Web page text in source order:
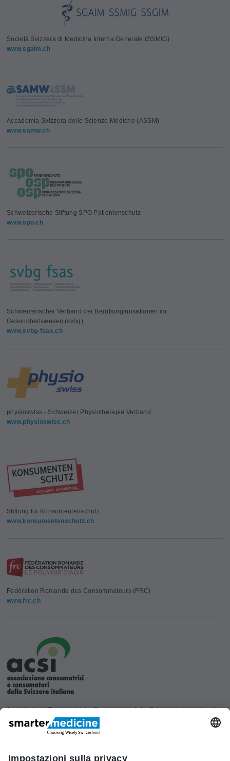
Società Svizzera di Medicina Interna Generale (SSMIG)
www.sgaim.ch
Accademia Svizzera delle Scienze Mediche (ASSM)
www.samw.ch
Schweizerische Stiftung SPO Patientenschutz
www.spo.ch
Schweizerischer Verband der Berufsorganisationen im
Gesundheitswesen (svbg)
www.svbg-fsas.ch
physioswiss - Schweizer Physiotherapie Verband
www.physioswiss.ch
Stiftung für Konsumentenschutz
www.konsumentenschutz.ch
Fédération Romande des Consommateurs (FRC)
www.frc.ch
Associazione Consumatrici e Consumatori della Svizzera Italiana (acsi)
www.acsi.ch